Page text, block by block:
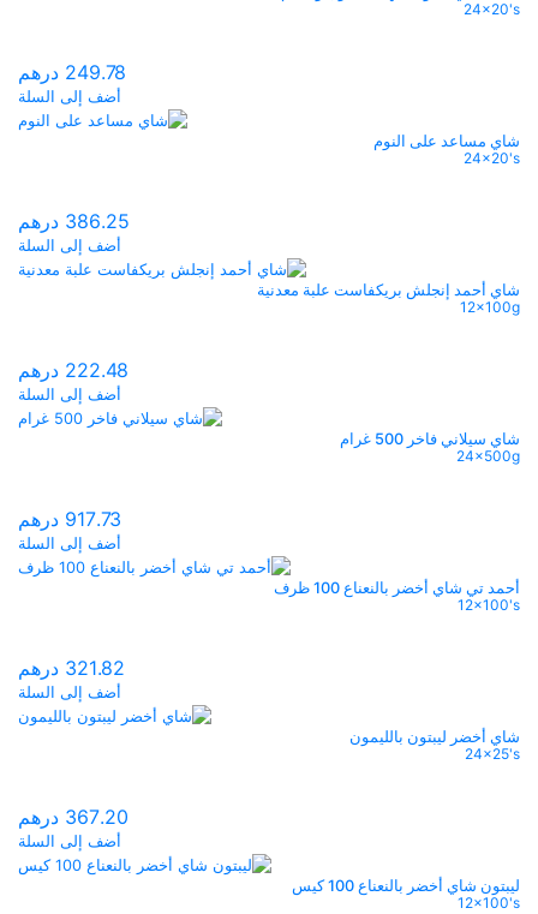
24x20's
249.78 درهم
أضف إلى السلة
شاي مساعد على النوم
24x20's
386.25 درهم
أضف إلى السلة
شاي أحمد إنجلش بريكفاست علبة معدنية
12x100g
222.48 درهم
أضف إلى السلة
شاي سيلاني فاخر 500 غرام
24x500g
917.73 درهم
أضف إلى السلة
أحمد تي شاي أخضر بالنعناع 100 ظرف
12x100's
321.82 درهم
أضف إلى السلة
شاي أخضر ليبتون بالليمون
24x25's
367.20 درهم
أضف إلى السلة
ليبتون شاي أخضر بالنعناع 100 كيس
12x100's